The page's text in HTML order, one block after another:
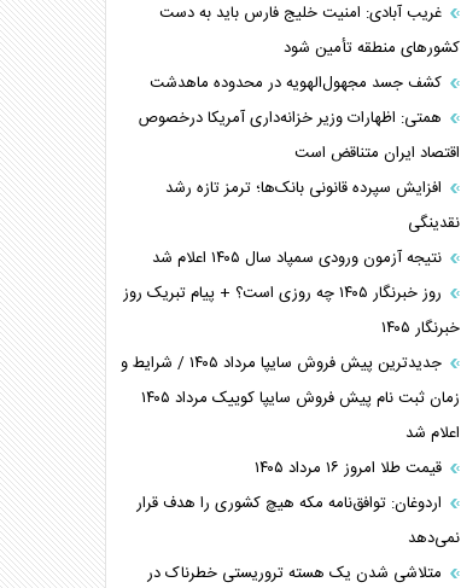
غریب آبادی: امنیت خلیج فارس باید به دست
کشورهای منطقه تأمین شود
کشف جسد مجهول‌الهویه در محدوده ماهدشت
همتی: اظهارات وزیر خزانه‌داری آمریکا درخصوص
اقتصاد ایران متناقض است
افزایش سپرده قانونی بانک‌ها؛ ترمز تازه رشد
نقدینگی
نتیجه آزمون ورودی سمپاد سال ۱۴۰۵ اعلام شد
روز خبرنگار ۱۴۰۵ چه روزی است؟ + پیام تبریک روز
خبرنگار ۱۴۰۵
جدیدترین پیش فروش سایپا مرداد ۱۴۰۵ / شرایط و
زمان ثبت نام پیش فروش سایپا کوییک مرداد ۱۴۰۵
اعلام شد
قیمت طلا امروز ۱۶ مرداد ۱۴۰۵
اردوغان: توافق‌نامه مکه هیچ کشوری را هدف قرار
نمی‌دهد
متلاشی شدن یک هسته تروریستی خطرناک در